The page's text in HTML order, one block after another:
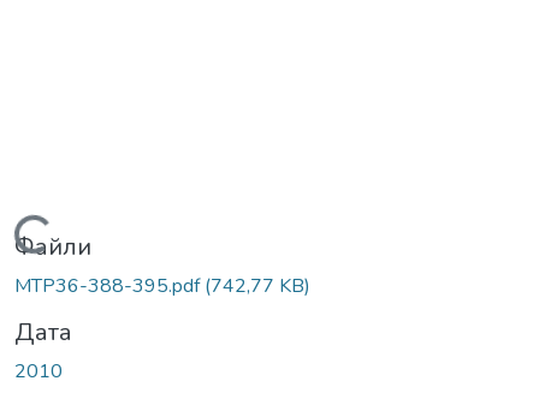
Вантажиться...
Файли
MTP36-388-395.pdf(742,77 KB)
Дата
2010